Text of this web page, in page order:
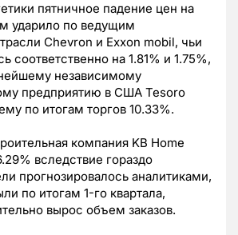
пятничное падение цен на
ударило по ведущим
Chevron и Exxon mobil, чьи
соответственно на 1.81% и 1.75%,
независимому
предприятию в США Tesoro
по итогам торгов 10.33%.
компания KB Home
вследствие гораздо
прогнозировалось аналитиками,
по итогам 1-го квартала,
вырос объем заказов.